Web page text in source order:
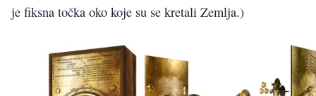
je fiksna točka oko koje su se kretali Zemlja.)